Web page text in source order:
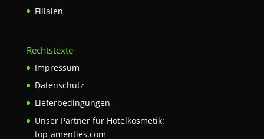
Filialen
Rechtstexte
Impressum
Datenschutz
Lieferbedingungen
Unser Partner für Hotelkosmetik:
top-amenties.com